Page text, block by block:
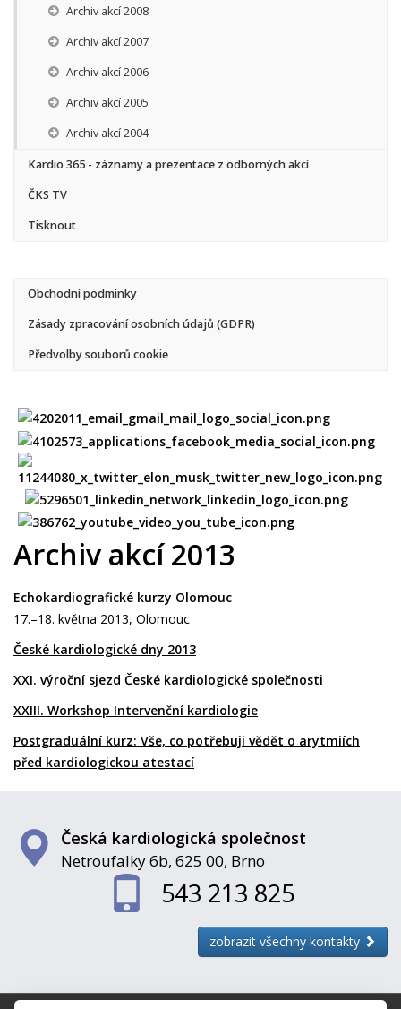
Archiv akcí 2008
Archiv akcí 2007
Archiv akcí 2006
Archiv akcí 2005
Archiv akcí 2004
Kardio 365 - záznamy a prezentace z odborných akcí
ČKS TV
Tisknout
Obchodní podmínky
Zásady zpracování osobních údajů (GDPR)
Předvolby souborů cookie
Archiv akcí 2013
Echokardiografické kurzy Olomouc
17.–18. května 2013, Olomouc
České kardiologické dny 2013
XXI. výroční sjezd České kardiologické společnosti
XXIII. Workshop Intervenční kardiologie
Postgraduální kurz: Vše, co potřebuji vědět o arytmiích
před kardiologickou atestací
Česká kardiologická společnost
Netroufalky 6b, 625 00, Brno
543 213 825
zobrazit všechny kontakty